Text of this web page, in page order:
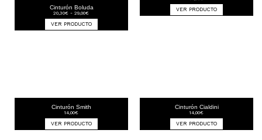
Cinturón Boluda
20,30€ - 29,00€Rango
precios:
desde
20,30€
VER PRODUCTO
VER PRODUCTO
Cinturón Smith
14,00€
VER PRODUCTO
Cinturón Cialdini
14,00€
VER PRODUCTO